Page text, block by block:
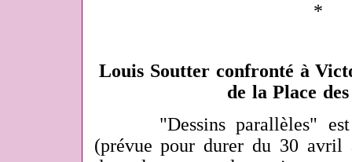
*
Louis Soutter confronté à
de la Place des
"Dessins parallèles" est
(prévue pour durer du 30 avril